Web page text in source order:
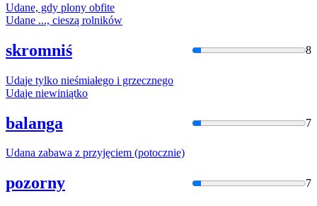
Udane, gdy plony obfite
Udane ..., cieszą rolników
skromniś 8
Udaje tylko nieśmiałego i grzecznego
Udaje niewiniątko
balanga 7
Udana zabawa z przyjęciem (potocznie)
pozorny 7